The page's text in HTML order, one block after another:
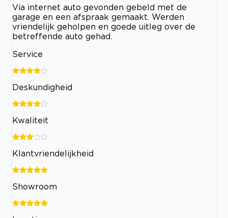
Via internet auto gevonden gebeld met de
garage en een afspraak gemaakt. Werden
vriendelijk geholpen en goede uitleg over de
betreffende auto gehad.
Service
Deskundigheid
Kwaliteit
Klantvriendelijkheid
Showroom